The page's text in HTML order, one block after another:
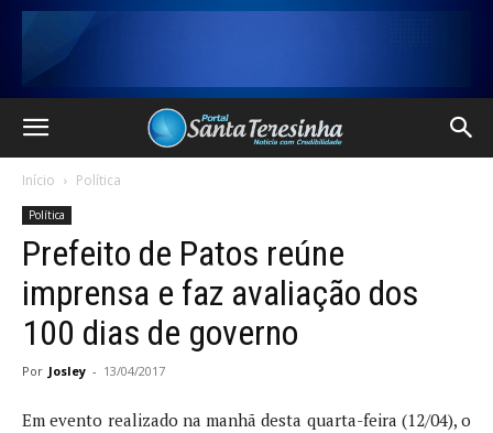
Início Política
Política
Prefeito de Patos reúne
imprensa e faz avaliação dos
100 dias de governo
Por Josley - 13/04/2017
Em evento realizado na manhã desta quarta-feira (12/04), o